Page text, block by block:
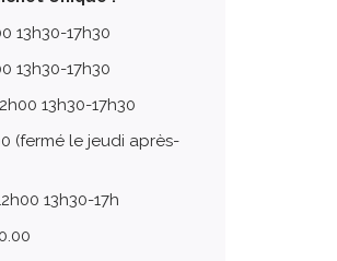
13h30-17h30
13h30-17h30
13h30-17h30
(fermé le jeudi après-
13h30-17h